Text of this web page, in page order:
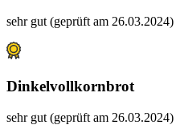
sehr gut (geprüft am 26.03.2024)
Dinkelvollkornbrot
sehr gut (geprüft am 26.03.2024)